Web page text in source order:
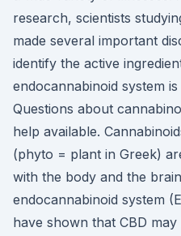
research, scientists
made several important
identify the active
endocannabinoid system
Questions about
help available.
(phyto = plant in Greek)
with the body and the
endocannabinoid system
have shown that CBD